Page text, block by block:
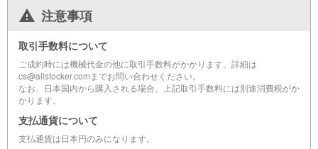
注意事項
取引手数料について
ご成約時には機械代金の他に取引手数料がかかります。詳細は
cs@allstocker.comまでお問い合わせください。
なお、日本国内から購入される場合、上記取引手数料には別途消費税がか
かります。
支払通貨について
支払通貨は日本円のみになります。